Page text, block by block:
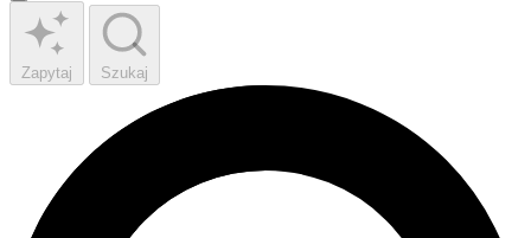
Zapytaj Szukaj